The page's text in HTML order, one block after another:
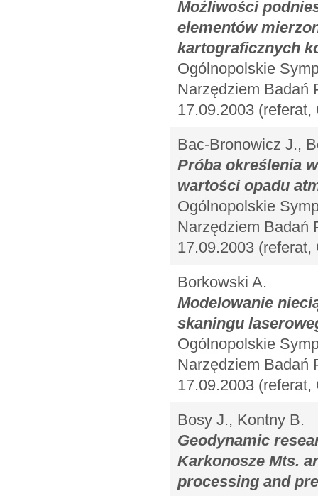
Możliwości
elementów
kartograficznych
Ogólnopolskie
Narzędziem Badań
17.09.2003
Bac-Bronowicz J.,
Próba określenia
wartości opadu
Ogólnopolskie
Narzędziem Badań
17.09.2003
Borkowski A.
Modelowanie
skaningu
Ogólnopolskie
Narzędziem Badań
17.09.2003
Bosy J., Kontny B.
Geodynamic
Karkonosze Mts.
processing and